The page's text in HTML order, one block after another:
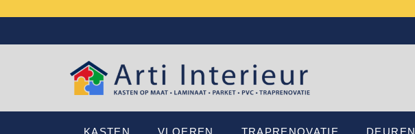
KASTEN VLOEREN TRAPRENOVATIE DEUREN